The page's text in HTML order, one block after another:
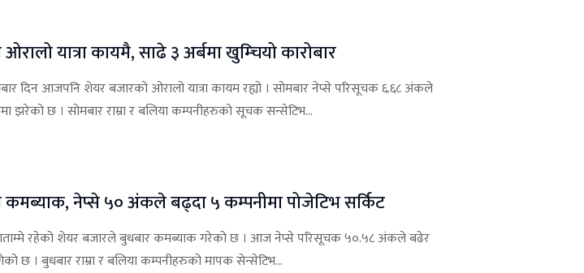
यात्रा कायमै, साढे ३ अर्बमा खुम्चियो कारोबार
दिन आजपनि शेयर बजारको ओरालो यात्रा कायम रह्यो । सोमबार नेप्से परिसूचक ६.६८ अंकले
झरेको छ । सोमबार राम्रा र बलिया कम्पनीहरुको सूचक सन्सेटिभ...
नेप्से ५० अंकले बढ्दा ५ कम्पनीमा पोजेटिभ सर्किट
रहेको शेयर बजारले बुधबार कमब्याक गरेको छ । आज नेप्से परिसूचक ५०.५८ अंकले बढेर
छ । बुधबार राम्रा र बलिया कम्पनीहरुको मापक सेन्सेटिभ...